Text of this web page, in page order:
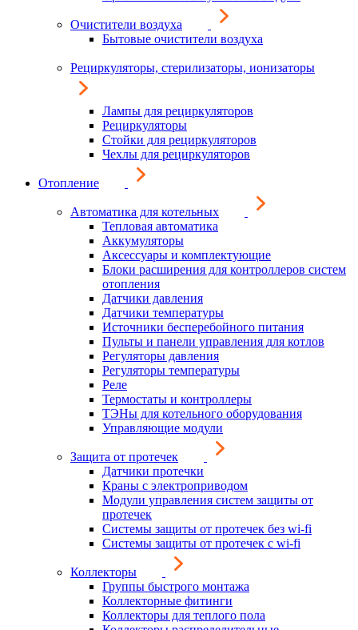
Очистители воздуха
Бытовые очистители воздуха
Рециркуляторы, стерилизаторы, ионизаторы
Лампы для рециркуляторов
Рециркуляторы
Стойки для рециркуляторов
Чехлы для рециркуляторов
Отопление
Автоматика для котельных
Тепловая автоматика
Аккумуляторы
Аксессуары и комплектующие
Блоки расширения для контроллеров систем
отопления
Датчики давления
Датчики температуры
Источники бесперебойного питания
Пульты и панели управления для котлов
Регуляторы давления
Регуляторы температуры
Реле
Термостаты и контроллеры
ТЭНы для котельного оборудования
Управляющие модули
Защита от протечек
Датчики протечки
Краны с электроприводом
Модули управления систем защиты от
протечек
Системы защиты от протечек без wi-fi
Системы защиты от протечек с wi-fi
Коллекторы
Группы быстрого монтажа
Коллекторные фитинги
Коллекторы для теплого пола